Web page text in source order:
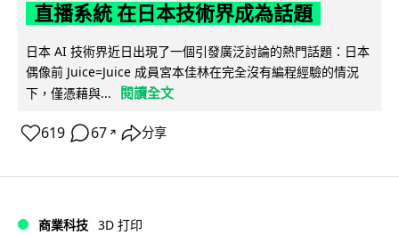
直播系統 在日本技術界成為話題
日本 AI 技術界近日出現了一個引發廣泛討論的熱門話題：日本
偶像前 Juice=Juice 成員宮本佳林在完全沒有編程經驗的情況
下，僅憑藉與...
閱讀全文
619 67 ↗ 分享
商業科技 3D 打印